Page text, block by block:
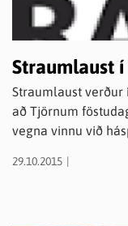
Straumlaust
Straumlaust verður
að Tjörnum
vegna vinnu við háspennukerfið.
svæðisvakt RARIK
29.10.2015